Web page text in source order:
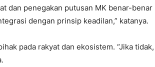
dan penegakan putusan MK benar-benar
dengan prinsip keadilan,” katanya.
pada rakyat dan ekosistem. “Jika tidak,